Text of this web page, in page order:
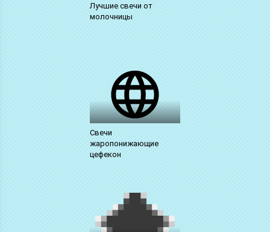
Лучшие свечи от
молочницы
Свечи
жаропонижающие
цефекон